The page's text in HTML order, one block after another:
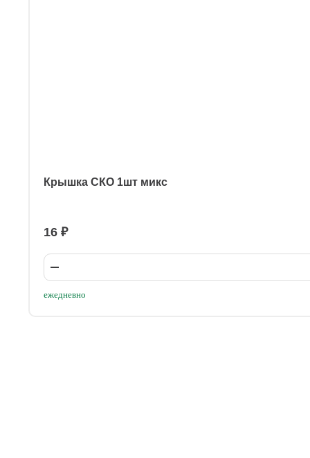
Крышка СКО 1шт микс
16 ₽
ежедневно